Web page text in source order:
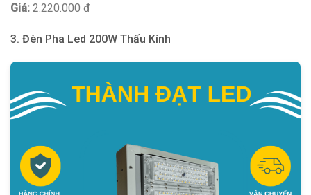
Giá: 2.220.000 đ
3. Đèn Pha Led 200W Thấu Kính